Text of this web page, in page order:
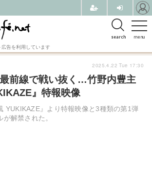
menu
search
告を利用しています
前線で戦い抜く…竹野内豊主
』特報映像
YUKIKAZE』より特報映像と3種類の第1弾
解禁された。
2025.4.22 Tue 17:30